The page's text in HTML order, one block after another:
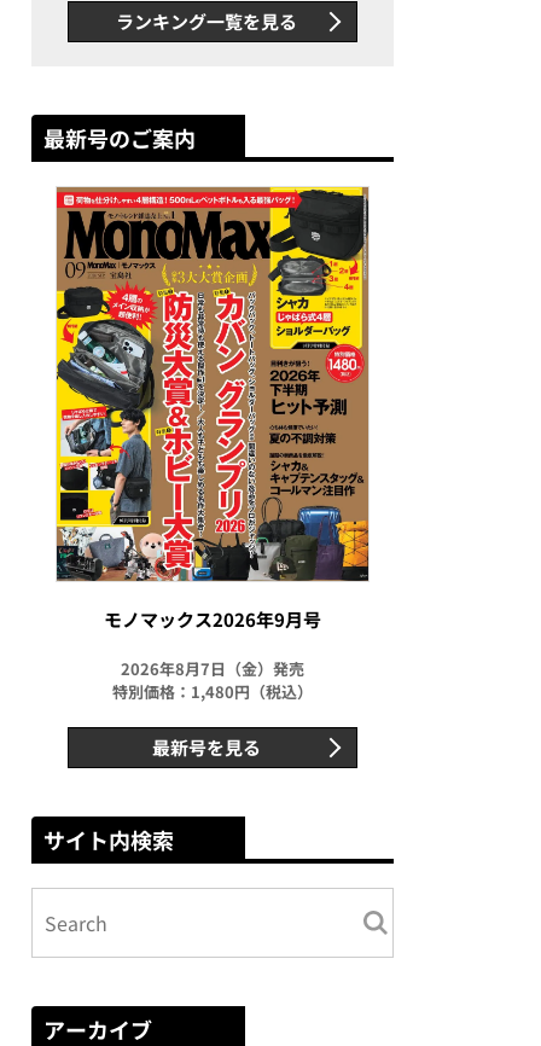
記事ランキングベスト3】
（2026年6月版）
ランキング一覧を見る
最新号のご案内
モノマックス2026年9月号
2026年8月7日（金）発売
特別価格：1,480円（税込）
最新号を見る
サイト内検索
アーカイブ